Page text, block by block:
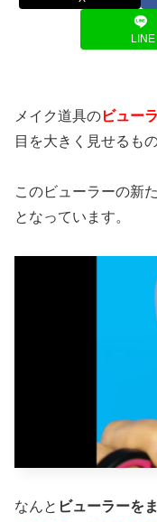
LINE
メイク道具のビュー
目を大きく見せるもの
このビューラーの新
となっています。
なんと ビューラーを